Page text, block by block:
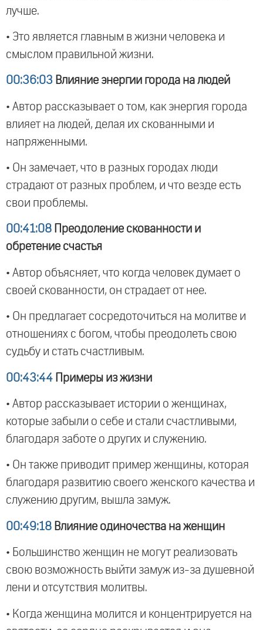
лучше.
• Это является главным в жизни человека и
смыслом правильной жизни.
00:36:03 Влияние энергии города на людей
• Автор рассказывает о том, как энергия города
влияет на людей, делая их скованными и
напряженными.
• Он замечает, что в разных городах люди
страдают от разных проблем, и что везде есть
свои проблемы.
00:41:08 Преодоление скованности и
обретение счастья
• Автор объясняет, что когда человек думает о
своей скованности, он страдает от нее.
• Он предлагает сосредоточиться на молитве и
отношениях с богом, чтобы преодолеть свою
судьбу и стать счастливым.
00:43:44 Примеры из жизни
• Автор рассказывает истории о женщинах,
которые забыли о себе и стали счастливыми,
благодаря заботе о других и служению.
• Он также приводит пример женщины, которая
благодаря развитию своего женского качества и
служению другим, вышла замуж.
00:49:18 Влияние одиночества на женщин
• Большинство женщин не могут реализовать
свою возможность выйти замуж из-за душевной
лени и отсутствия молитвы.
• Когда женщина молится и концентрируется на